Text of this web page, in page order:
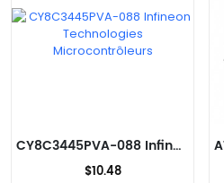
CY8C3445PVA-088 Infineon Technologies Microcontrôleurs
$10.48